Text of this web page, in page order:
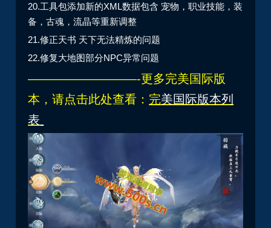
20.工具包添加新的XML数据包含 宠物，职业技能，装
备，古魂，流晶等重新调整
21.修正天书 天下无法精炼的问题
22.修复大地图部分NPC异常问题
—————————-更多完美国际版
本，请点击此处查看： 完美国际版本列
表